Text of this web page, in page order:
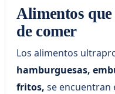
comodidad puede
oculto para nuestro
mental. Una reciente
dieta alta en
ultraprocesados,
aquella
Alimentos que
de comer
Los alimentos
hamburguesas,
fritos, se encuentran